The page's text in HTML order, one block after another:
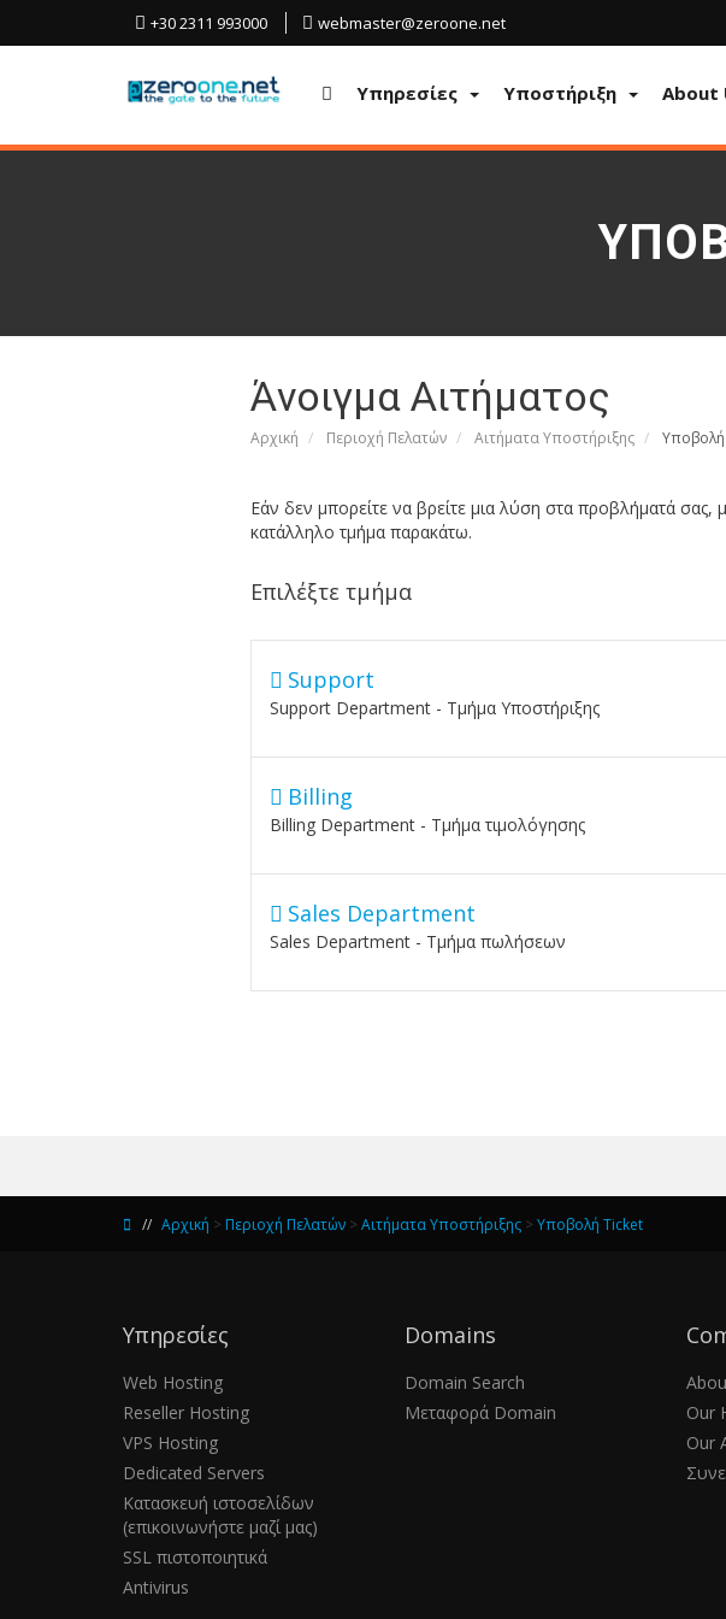
+30 2311 993000 webmaster@zeroone.net
Υπηρεσίες Υποστήριξη About
Άνοιγμα Αιτήματος
Αρχική Περιοχή Πελατών Αιτήματα Υποστήριξης
Εάν δεν μπορείτε να βρείτε μια λύση στα προβλήματά
κατάλληλο τμήμα παρακάτω.
Επιλέξτε τμήμα
Support
Support Department - Τμήμα Υποστήριξης
Billing
Billing Department - Τμήμα τιμολόγησης
Sales Department
Sales Department - Τμήμα πωλήσεων
Αρχική > Περιοχή Πελατών > Αιτήματα Υποστήριξης > Υποβολή Ticket
Υπηρεσίες
Web Hosting
Reseller Hosting
VPS Hosting
Dedicated Servers
Κατασκευή ιστοσελίδων
(επικοινωνήστε μαζί μας)
SSL πιστοποιητικά
Antivirus
Domains
Domain Search
Μεταφορά Domain
Our
Our